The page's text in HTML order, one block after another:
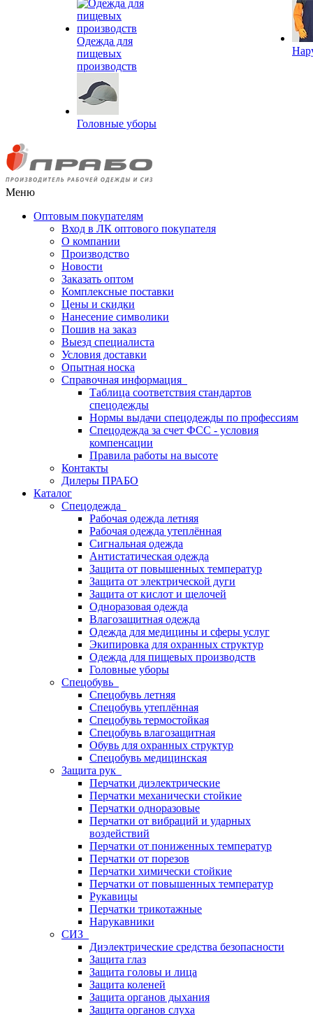
Одежда для
пищевых
производств
Головные уборы
Меню
Оптовым покупателям
Вход в ЛК оптового покупателя
О компании
Производство
Новости
Заказать оптом
Комплексные поставки
Цены и скидки
Нанесение символики
Пошив на заказ
Выезд специалиста
Условия доставки
Опытная носка
Справочная информация
Таблица соответствия стандартов
спецодежды
Нормы выдачи спецодежды по профессиям
Спецодежда за счет ФСС - условия
компенсации
Правила работы на высоте
Контакты
Дилеры ПРАБО
Каталог
Спецодежда
Рабочая одежда летняя
Рабочая одежда утеплённая
Сигнальная одежда
Антистатическая одежда
Защита от повышенных температур
Защита от электрической дуги
Защита от кислот и щелочей
Одноразовая одежда
Влагозащитная одежда
Одежда для медицины и сферы услуг
Экипировка для охранных структур
Одежда для пищевых производств
Головные уборы
Спецобувь
Спецобувь летняя
Спецобувь утеплённая
Спецобувь термостойкая
Спецобувь влагозащитная
Обувь для охранных структур
Спецобувь медицинская
Защита рук
Перчатки диэлектрические
Перчатки механически стойкие
Перчатки одноразовые
Перчатки от вибраций и ударных
воздействий
Перчатки от пониженных температур
Перчатки от порезов
Перчатки химически стойкие
Перчатки от повышенных температур
Рукавицы
Перчатки трикотажные
Нарукавники
СИЗ
Диэлектрические средства безопасности
Защита глаз
Защита головы и лица
Защита коленей
Защита органов дыхания
Защита органов слуха